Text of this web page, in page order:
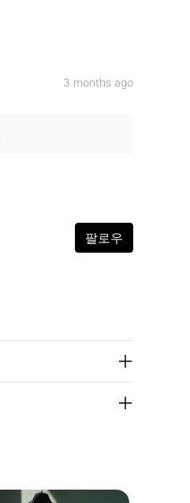
3 months ago
팔로우